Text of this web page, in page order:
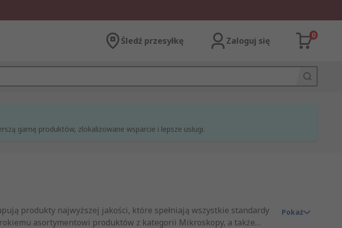
Śledź przesyłkę Zaloguj się
0
gamę produktów, zlokalizowane wsparcie i lepsze usługi.
produkty najwyższej jakości, które spełniają wszystkie standardy
asortymentowi produktów z kategorii Mikroskopy, a także
Pokaż